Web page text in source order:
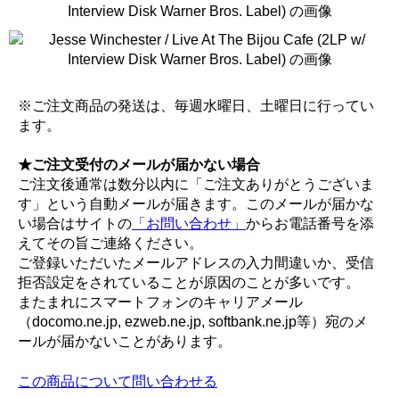
※ご注文商品の発送は、毎週水曜日、土曜日に行ってい
ます。
★ご注文受付のメールが届かない場合
ご注文後通常は数分以内に「ご注文ありがとうございま
す」という自動メールが届きます。このメールが届かな
い場合はサイトの 「お問い合わせ」 からお電話番号を添
えてその旨ご連絡ください。
ご登録いただいたメールアドレスの入力間違いか、受信
拒否設定をされていることが原因のことが多いです。
またまれにスマートフォンのキャリアメール
（docomo.ne.jp, ezweb.ne.jp, softbank.ne.jp等）宛のメ
ールが届かないことがあります。
この商品について問い合わせる